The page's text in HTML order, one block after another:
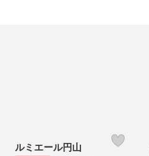
ルミエール円山